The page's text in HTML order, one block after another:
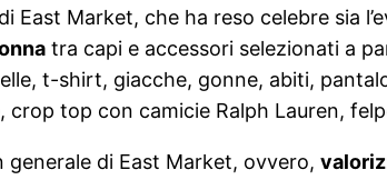
East Market, che ha reso celebre sia
tra capi e accessori selezionati a
t-shirt, giacche, gonne, abiti,
top con camicie Ralph Lauren,
generale di East Market, ovvero,